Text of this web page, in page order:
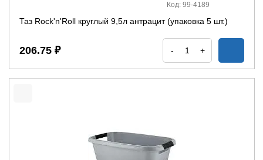
Код: 99-4189
Таз Rock'n'Roll круглый 9,5л антрацит (упаковка 5 шт.)
206.75 ₽ - +